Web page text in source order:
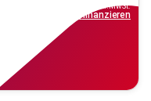
inkl.MwSt.
finanzieren